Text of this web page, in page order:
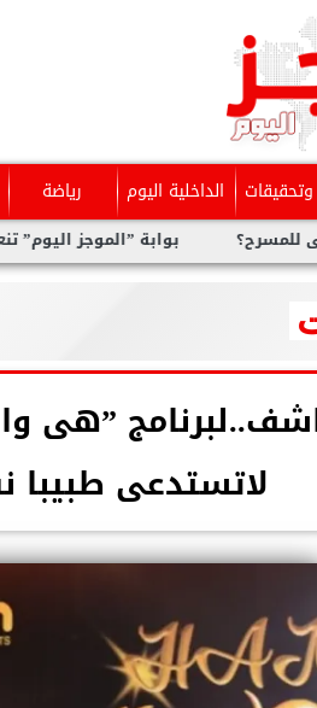
وتحقيقات الداخلية اليوم رياضة
بوابة ”الموجز اليوم” تنعي
”هى
لاتستدعى طبيبا